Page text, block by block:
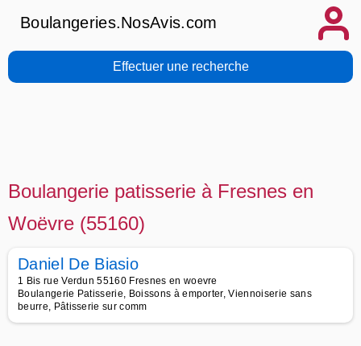
Boulangeries.NosAvis.com
Effectuer une recherche
Boulangerie patisserie à Fresnes en
Woëvre (55160)
Daniel De Biasio
1 Bis rue Verdun 55160 Fresnes en woevre
Boulangerie Patisserie, Boissons à emporter, Viennoiserie sans
beurre, Pâtisserie sur comm